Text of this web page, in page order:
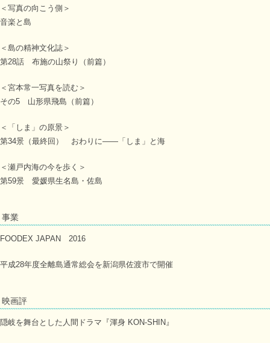
＜写真の向こう側＞
音楽と島
＜島の精神文化誌＞
第28話 布施の山祭り（前篇）
＜宮本常一写真を読む＞
その5 山形県飛島（前篇）
＜「しま」の原景＞
第34景（最終回） おわりに――「しま」と海
＜瀬戸内海の今を歩く＞
第59景 愛媛県生名島・佐島
事業
FOODEX JAPAN 2016
平成28年度全離島通常総会を新潟県佐渡市で開催
映画評
隠岐を舞台とした人間ドラマ『渾身 KON-SHIN』